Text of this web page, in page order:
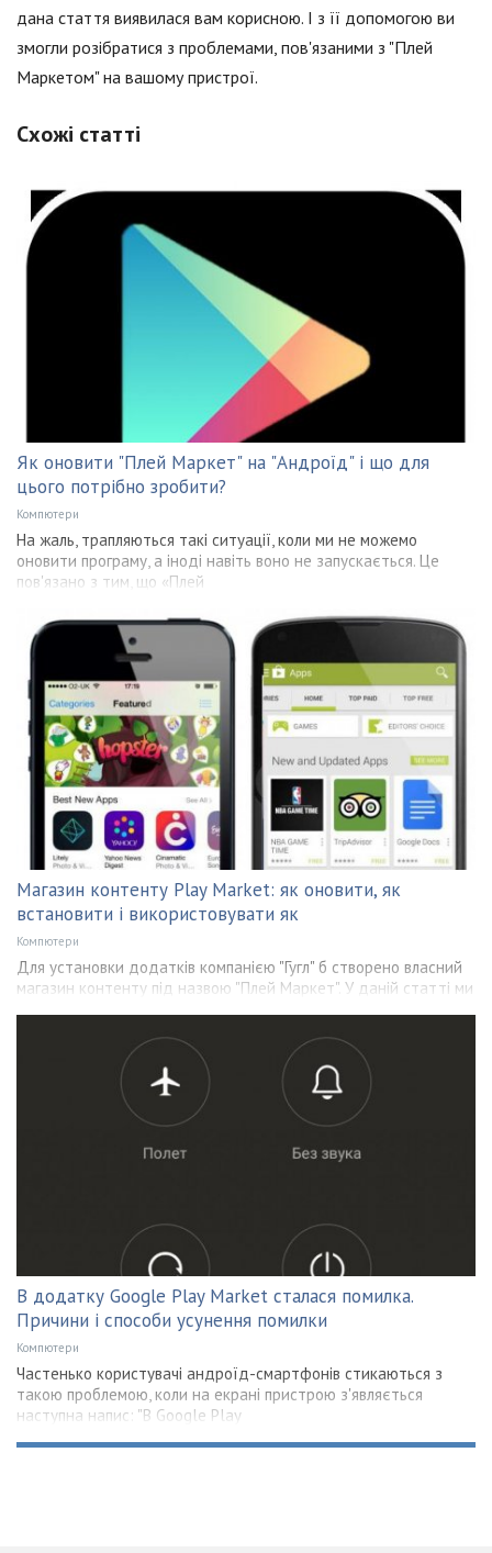
дана стаття виявилася вам корисною. І з її допомогою ви
змогли розібратися з проблемами, пов'язаними з "Плей
Маркетом" на вашому пристрої.
Схожі статті
Як оновити "Плей Маркет" на "Андроїд" і що для
цього потрібно зробити?
Компютери
На жаль, трапляються такі ситуації, коли ми не можемо
оновити програму, а іноді навіть воно не запускається. Це
пов'язано з тим, що «Плей
Магазин контенту Play Market: як оновити, як
встановити і використовувати як
Компютери
Для установки додатків компанією "Гугл" б створено власний
магазин контенту під назвою "Плей Маркет". У даній статті ми
В додатку Google Play Market сталася помилка.
Причини і способи усунення помилки
Компютери
Частенько користувачі андроїд-смартфонів стикаються з
такою проблемою, коли на екрані пристрою з'являється
наступна напис: "В Google Play